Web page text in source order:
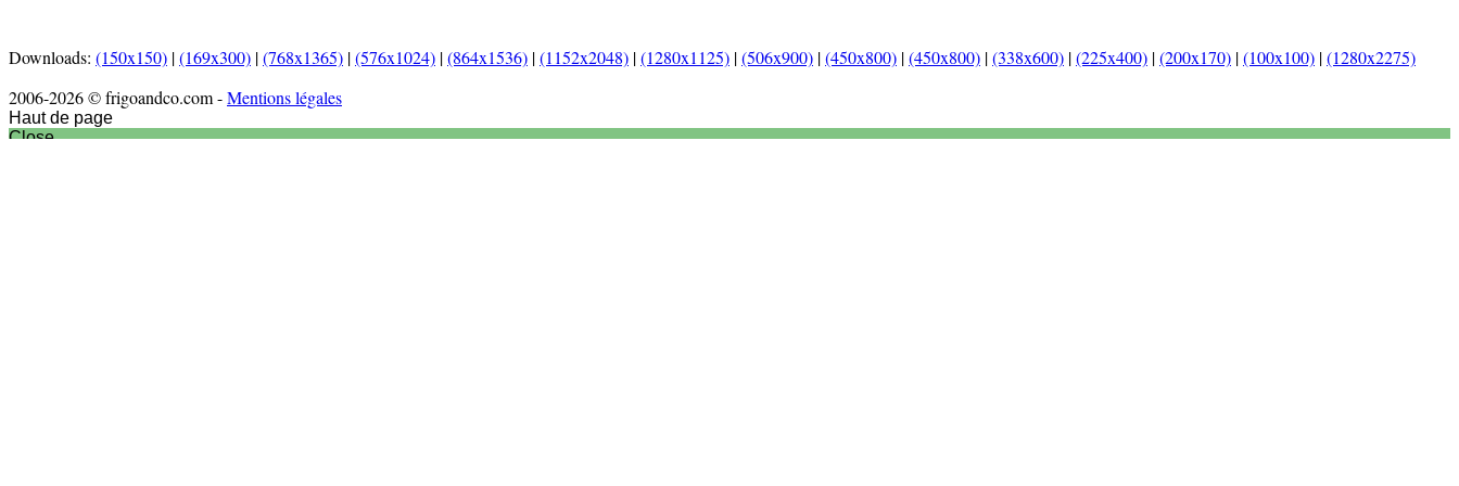
Downloads: (150x150) |(169x300) |(768x1365) |(576x1024) |(864x1536) |(1152x2048) |(1280x1125) |(506x900) |(450x800) |(450x800) |(338x600) |(225x400) |(200x170) |(100x100) |(1280x2275)
2006-2026 © frigoandco.com -Mentions légales
Haut de page
Close